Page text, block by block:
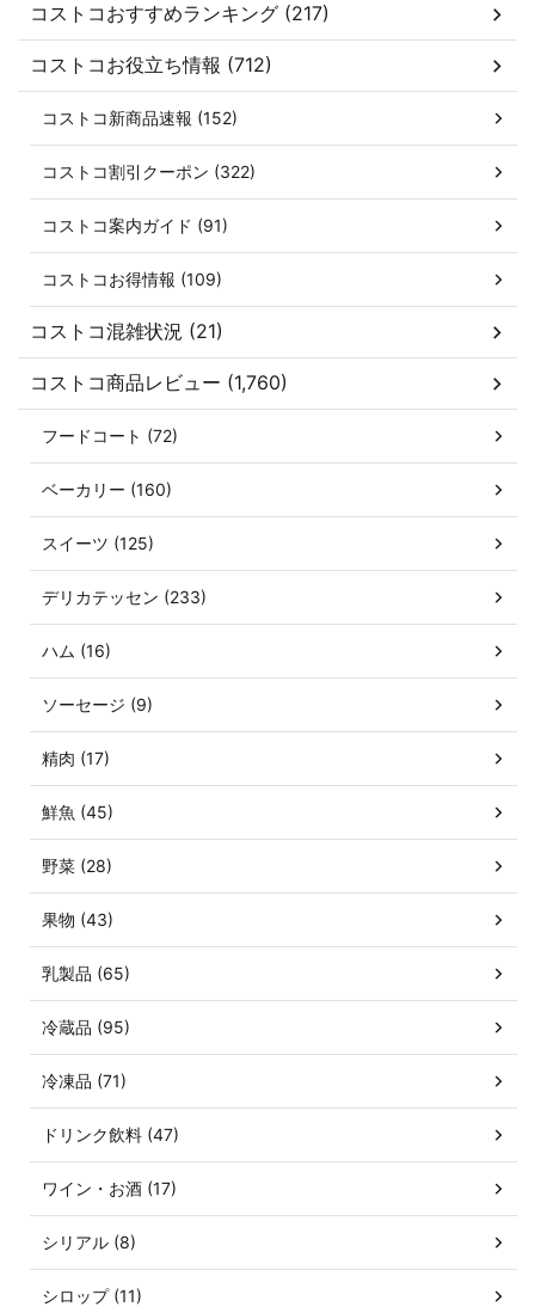
コストコおすすめランキング (217)
コストコお役立ち情報 (712)
コストコ新商品速報 (152)
コストコ割引クーポン (322)
コストコ案内ガイド (91)
コストコお得情報 (109)
コストコ混雑状況 (21)
コストコ商品レビュー (1,760)
フードコート (72)
ベーカリー (160)
スイーツ (125)
デリカテッセン (233)
ハム (16)
ソーセージ (9)
精肉 (17)
鮮魚 (45)
野菜 (28)
果物 (43)
乳製品 (65)
冷蔵品 (95)
冷凍品 (71)
ドリンク飲料 (47)
ワイン・お酒 (17)
シリアル (8)
シロップ (11)